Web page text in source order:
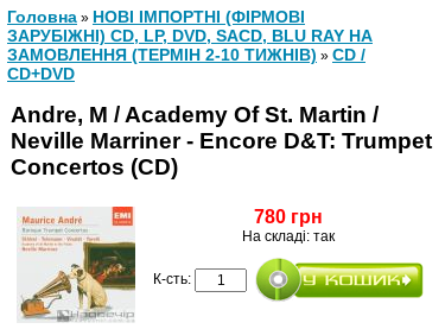
Головна » НОВІ ІМПОРТНІ (ФІРМОВІ
ЗАРУБІЖНІ) CD, LP, DVD, SACD, BLU RAY НА
ЗАМОВЛЕННЯ (ТЕРМІН 2-10 ТИЖНІВ) » CD /
CD+DVD
Andre, M / Academy Of St. Martin /
Neville Marriner - Encore D&T: Trumpet
Concertos (CD)
780 грн
На складі: так
К-сть: